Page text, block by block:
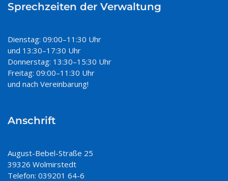
Sprechzeiten der Verwaltung
Dienstag: 09:00–11:30 Uhr
und 13:30–17:30 Uhr
Donnerstag: 13:30–15:30 Uhr
Freitag: 09:00–11:30 Uhr
und nach Vereinbarung!
Anschrift
August-Bebel-Straße 25
39326 Wolmirstedt
Telefon: 039201 64-6